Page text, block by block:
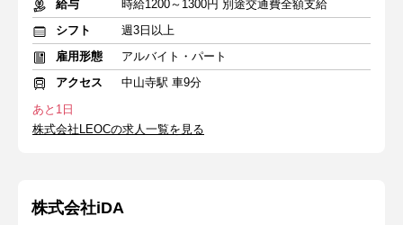
給与
時給1200～1300円 別途交通費全額支給
シフト
週3日以上
雇用形態
アルバイト・パート
アクセス
中山寺駅 車9分
あと1日
株式会社LEOCの求人一覧を見る
株式会社iDA